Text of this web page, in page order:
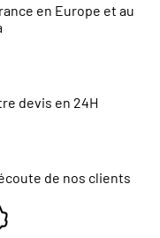
en Europe et au
devis en 24H
de nos clients